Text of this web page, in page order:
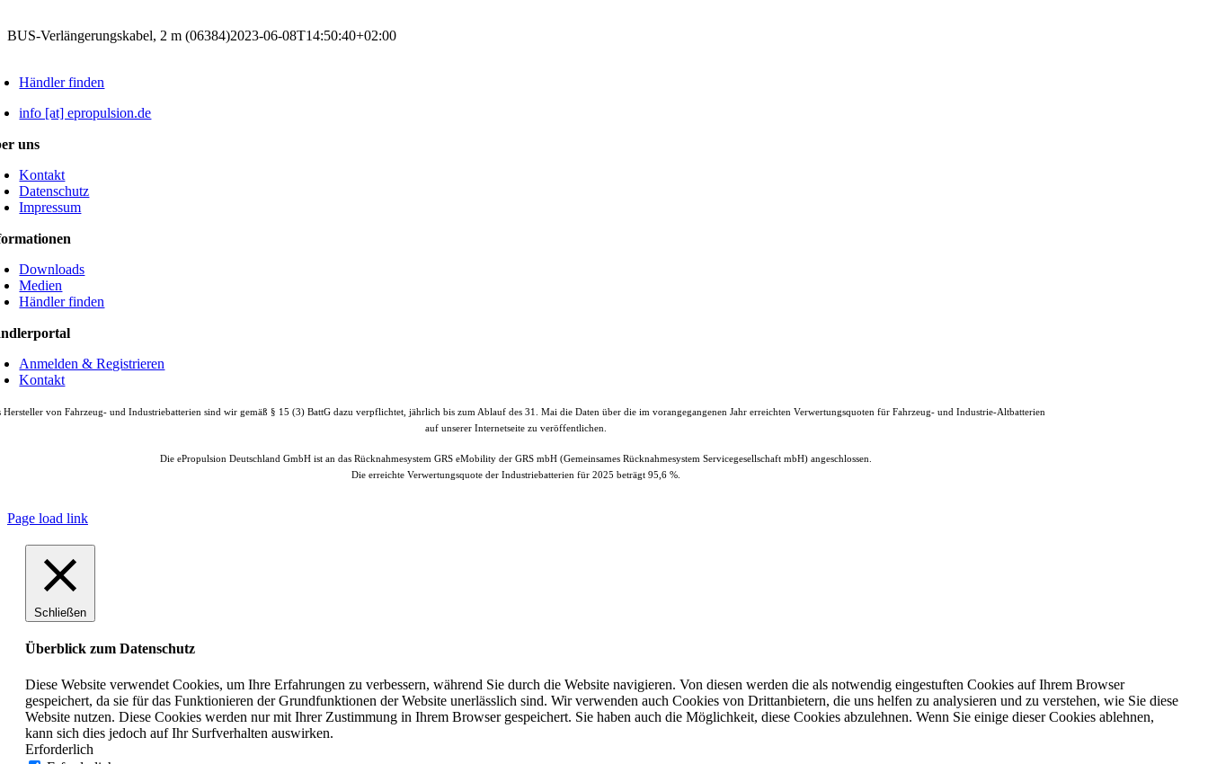
BUS-Verlängerungskabel, 2 m (06384)2023-06-08T14:50:40+02:00
Händler finden
info [at] epropulsion.de
uns
Kontakt
Datenschutz
Impressum
Downloads
Medien
Händler finden
Anmelden & Registrieren
Kontakt
Hersteller von Fahrzeug- und Industriebatterien sind wir gemäß § 15 (3) BattG dazu verpflichtet, jährlich bis zum Ablauf des 31. Mai die Daten über die im vorangegangenen Jahr erreichten Verwertungsquoten für Fahrzeug- und Industrie-Altbatterien
auf unserer Internetseite zu veröffentlichen.
Die ePropulsion Deutschland GmbH ist an das Rücknahmesystem GRS eMobility der GRS mbH (Gemeinsames Rücknahmesystem Servicegesellschaft mbH) angeschlossen.
Die erreichte Verwertungsquote der Industriebatterien für 2025 beträgt 95,6 %.
Page load link
Schließen
Überblick zum Datenschutz
Diese Website verwendet Cookies, um Ihre Erfahrungen zu verbessern, während Sie durch die Website navigieren. Von diesen werden die als notwendig eingestuften Cookies auf Ihrem Browser
gespeichert, da sie für das Funktionieren der Grundfunktionen der Website unerlässlich sind. Wir verwenden auch Cookies von Drittanbietern, die uns helfen zu analysieren und zu verstehen, wie Sie diese
Website nutzen. Diese Cookies werden nur mit Ihrer Zustimmung in Ihrem Browser gespeichert. Sie haben auch die Möglichkeit, diese Cookies abzulehnen. Wenn Sie einige dieser Cookies ablehnen,
kann sich dies jedoch auf Ihr Surfverhalten auswirken.
Erforderlich